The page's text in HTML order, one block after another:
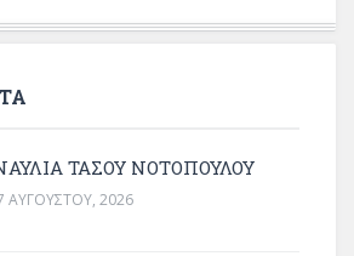
ΤΑΣΟΥ ΝΟΤΟΠΟΥΛΟΥ
ΑΥΓΟΎΣΤΟΥ, 2026